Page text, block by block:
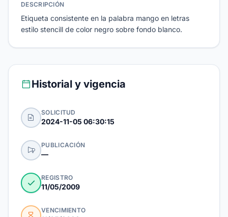
DESCRIPCIÓN
Etiqueta consistente en la palabra mango en letras
estilo stencill de color negro sobre fondo blanco.
Historial y vigencia
SOLICITUD
2024-11-05 06:30:15
PUBLICACIÓN
—
REGISTRO
11/05/2009
VENCIMIENTO